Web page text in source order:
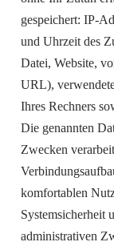
gespeichert: IP-
und Uhrzeit des
Datei, Website,
URL),
Ihres Rechners
Die genannten
Zwecken
komfortablen
Systemsicherheit
administrativen